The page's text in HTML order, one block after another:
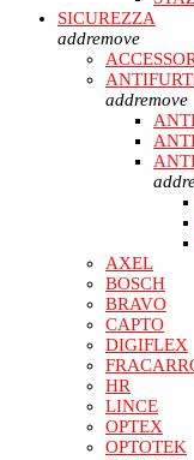
SICUREZZA
addremove
addremove
add
AXEL
BOSCH
BRAVO
CAPTO
DIGIFLEX
HR
LINCE
OPTEX
OPTOTEK